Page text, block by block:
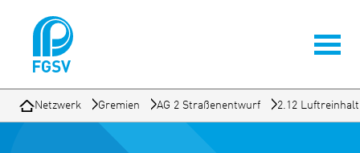
Netzwerk Gremien AG 2 Straßenentwurf 2.12